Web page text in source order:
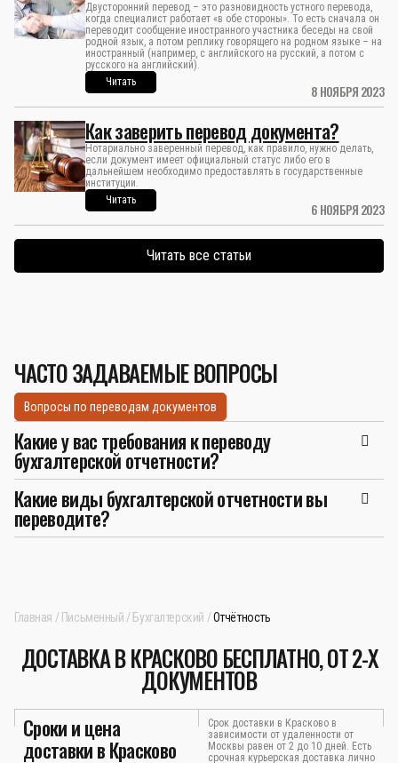
8 НОЯБРЯ 2023
Двусторонний перевод – это разновидность устного перевода,
когда специалист работает «в обе стороны». То есть сначала он
переводит сообщение иностранного участника беседы на свой
родной язык, а потом реплику говорящего на родном языке – на
иностранный (например, с английского на русский, а потом с
русского на английский).
Читать
6 НОЯБРЯ 2023
Как заверить перевод документа?
Нотариально заверенный перевод, как правило, нужно делать,
если документ имеет официальный статус либо его в
дальнейшем необходимо предоставлять в государственные
институции.
Читать
Читать все статьи
ЧАСТО ЗАДАВАЕМЫЕ ВОПРОСЫ
Вопросы по переводам документов
Какие у вас требования к переводу
бухгалтерской отчетности?
Какие виды бухгалтерской отчетности вы
переводите?
Главная Письменный Бухгалтерский Отчётность
ДОСТАВКА В КРАСКОВО БЕСПЛАТНО, ОТ 2-Х
ДОКУМЕНТОВ
Сроки и цена
доставки в Красково
Срок доставки в Красково в
зависимости от удаленности от
Москвы равен от 2 до 10 дней. Есть
срочная курьерская доставка лично